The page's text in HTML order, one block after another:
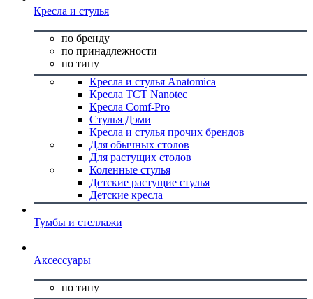
Кресла и стулья
по бренду
по принадлежности
по типу
Кресла и стулья Anatomica
Кресла TCT Nanotec
Кресла Comf-Pro
Стулья Дэми
Кресла и стулья прочих брендов
Для обычных столов
Для растущих столов
Коленные стулья
Детские растущие стулья
Детские кресла
Тумбы и стеллажи
Аксессуары
по типу